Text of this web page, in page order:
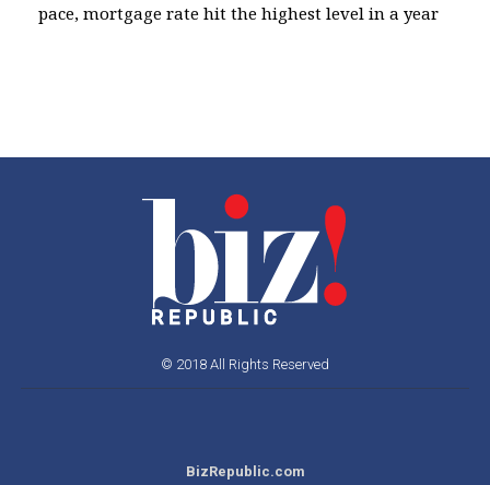
pace, mortgage rate hit the highest level in a year
© 2018 All Rights Reserved
BizRepublic.com